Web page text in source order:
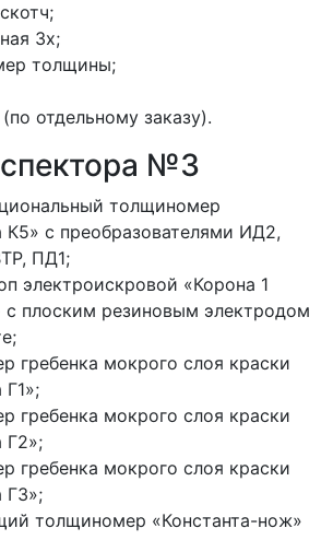
3х;
толщины;
отдельному заказу).
№3
толщиномер
К5» с преобразователями ИД2,
ПД1;
электроискровой «Корона 1
с плоским резиновым электродом
гребенка мокрого слоя краски
Г1»;
гребенка мокрого слоя краски
Г2»;
гребенка мокрого слоя краски
Г3»;
толщиномер «Константа-нож»